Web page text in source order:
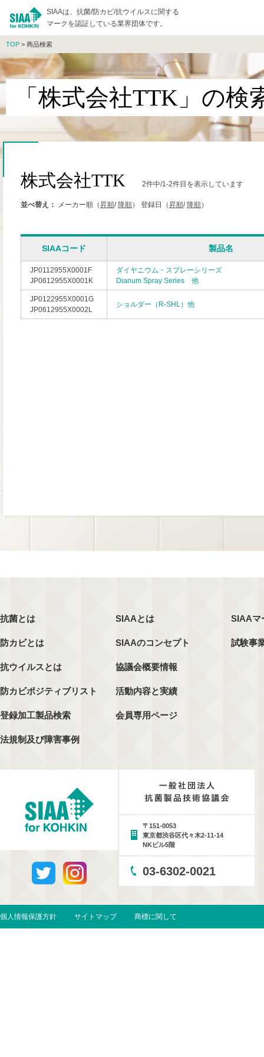
SIAAは、抗菌/防カビ/抗ウイルスに関する
マークを認証している業界団体です。
TOP > 商品検索
「株式会社TTK」の検
株式会社TTK 2件中/1-2件目を表示しています
並べ替え： メーカー順（昇順/ 降順） 登録日（昇順/ 降順）
SIAAコード 製品名
JP0112955X0001F
JP0612955X0001K
ダイヤニウム・スプレーシリーズ
Dianum Spray Series 他
JP0122955X0001G
JP0612955X0002L
ショルダー（R-SHL）他
抗菌とは
防カビとは
抗ウイルスとは
防カビポジティブリスト
登録加工製品検索
法規制及び障害事例
SIAAとは
SIAAのコンセプト
協議会概要情報
活動内容と実績
会員専用ページ
SIAAマ
試験事
〒151-0053
東京都渋谷区代々木2-11-14
NKビル5階
03-6302-0021
個人情報保護方針 サイトマップ 商標に関して